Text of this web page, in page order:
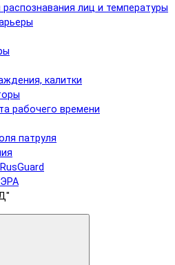
лиц и температуры
калитки
рабочего времени
патруля